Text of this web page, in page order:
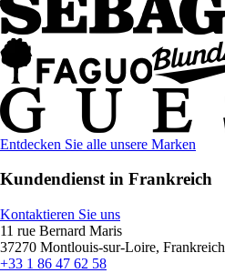
Entdecken Sie alle unsere Marken
Kundendienst in Frankreich
Kontaktieren Sie uns
11 rue Bernard Maris
37270 Montlouis-sur-Loire, Frankreich
+33 1 86 47 62 58